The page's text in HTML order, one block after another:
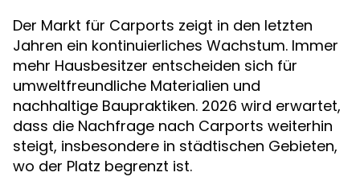
Der Markt für Carports zeigt in den letzten
Jahren ein kontinuierliches Wachstum. Immer
mehr Hausbesitzer entscheiden sich für
umweltfreundliche Materialien und
nachhaltige Baupraktiken. 2026 wird erwartet,
dass die Nachfrage nach Carports weiterhin
steigt, insbesondere in städtischen Gebieten,
wo der Platz begrenzt ist.